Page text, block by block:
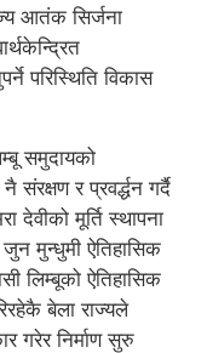
आतंक सिर्जना
परिस्थिति विकास
समुदायको
र प्रवर्द्धन गर्दै
मूर्ति स्थापना
जुन मुन्धुमी ऐतिहासिक
लिम्बूको ऐतिहासिक
बेला राज्यले
गरेर निर्माण सुरु